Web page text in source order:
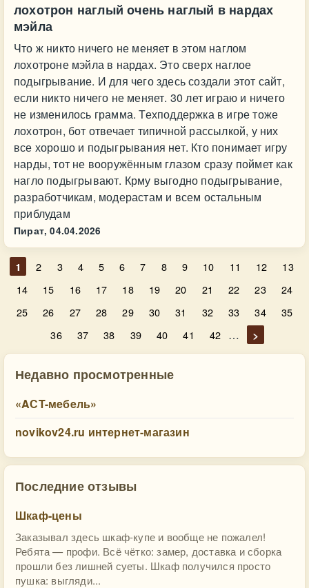
лохотрон наглый очень наглый в нардах
мэйла
Что ж никто ничего не меняет в этом наглом
лохотроне мэйла в нардах. Это сверх наглое
подыгрывание. И для чего здесь создали этот сайт,
если никто ничего не меняет. 30 лет играю и ничего
не изменилось грамма. Техподдержка в игре тоже
лохотрон, бот отвечает типичной рассылкой, у них
все хорошо и подыгрывания нет. Кто понимает игру
нарды, тот не вооружённым глазом сразу поймет как
нагло подыгрывают. Крму выгодно подыгрывание,
разработчикам, модерастам и всем остальным
приблудам
Пират, 04.04.2026
1 2 3 4 5 6 7 8 9 10 11 12
13
14
15 16 17 18 19 20 21 22 23
24
25
26 27 28 29 30 31 32 33 34
35
36
37 38 39 40 41 42 … >
Недавно просмотренные
«AСT-мeбeль»
novikov24.ru интернет-магазин
Последние отзывы
Шкаф-цены
Заказывал здесь шкаф-купе и вообще не пожалел!
Ребята — профи. Всё чётко: замер, доставка и сборка
прошли без лишней суеты. Шкаф получился просто
пушка: выгляди...